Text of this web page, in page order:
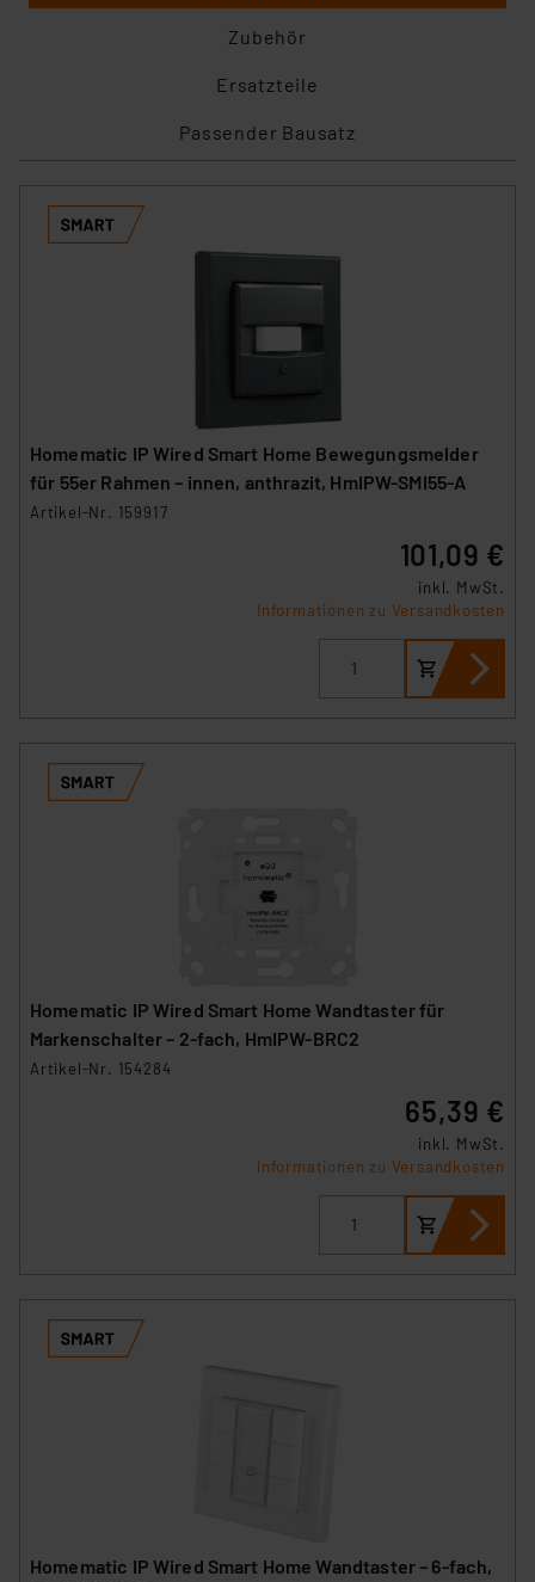
Zubehör
Ersatzteile
Passender Bausatz
Homematic IP Wired Smart Home Bewegungsmelder
für 55er Rahmen – innen, anthrazit, HmIPW-SMI55-A
Artikel-Nr. 159917
101,09 €
inkl. MwSt.
Informationen zu Versandkosten
Homematic IP Wired Smart Home Wandtaster für
Markenschalter – 2-fach, HmIPW-BRC2
Artikel-Nr. 154284
65,39 €
inkl. MwSt.
Informationen zu Versandkosten
Homematic IP Wired Smart Home Wandtaster – 6-fach,